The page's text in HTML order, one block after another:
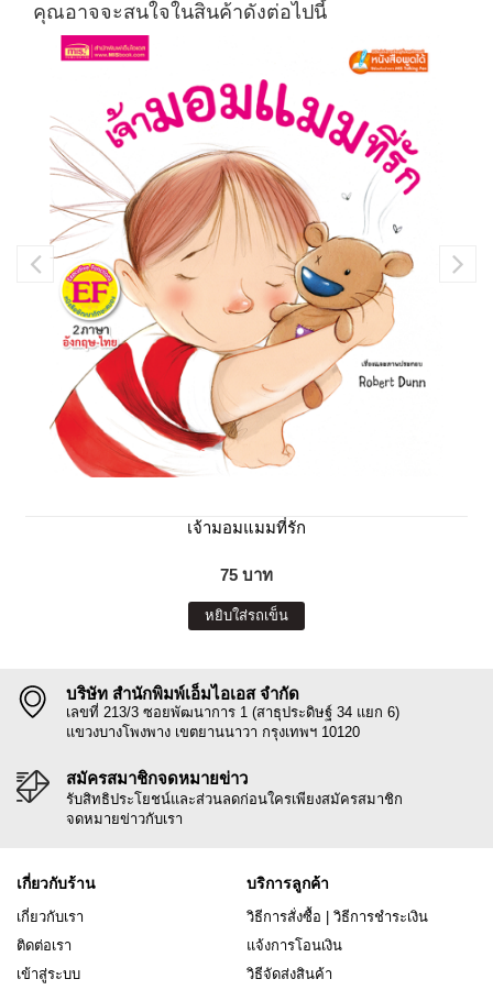
คุณอาจจะสนใจในสินค้าดังต่อไปนี้
เจ้ามอมแมมที่รัก
75 บาท
หยิบใส่รถเข็น
บริษัท สำนักพิมพ์เอ็มไอเอส จำกัด
เลขที่ 213/3 ซอยพัฒนาการ 1 (สาธุประดิษฐ์ 34 แยก 6)
แขวงบางโพงพาง เขตยานนาวา กรุงเทพฯ 10120
สมัครสมาชิกจดหมายข่าว
รับสิทธิประโยชน์และส่วนลดก่อนใครเพียงสมัครสมาชิก
จดหมายข่าวกับเรา
เกี่ยวกับร้าน
เกี่ยวกับเรา
ติดต่อเรา
เข้าสู่ระบบ
บริการลูกค้า
วิธีการสั่งซื้อ
วิธีการชำระเงิน
แจ้งการโอนเงิน
วิธีจัดส่งสินค้า